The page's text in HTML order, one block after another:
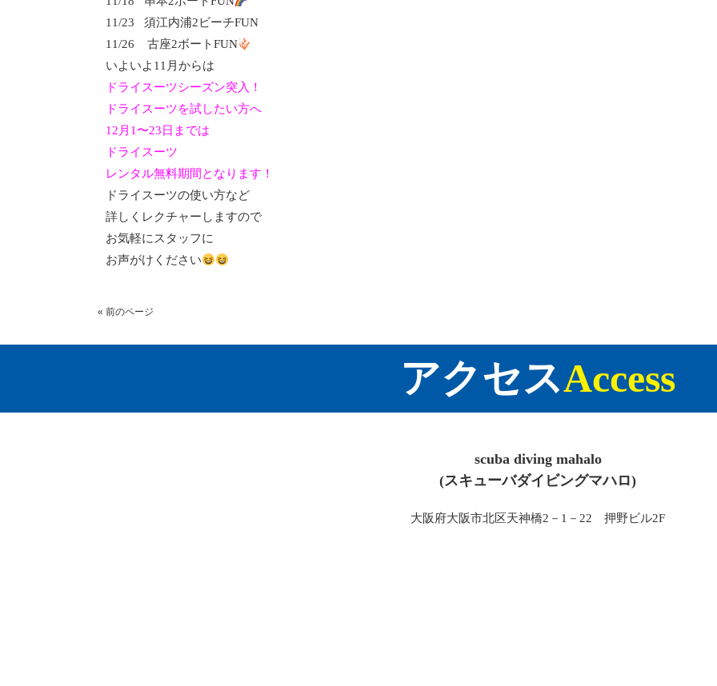
11/23
須江内浦2 ビーチFUN
11/26
古座2ボートFUN
いよいよ11月からは
ドライスーツシーズン突入！
ドライスーツを試したい方へ
12月1〜23日までは
ドライスーツ
レンタル無料期間となります！
ドライスーツの使い方など
詳しくレクチャーしますので
お気軽にスタッフに
お声がけください
« 前のページ
アクセスAccess
scuba diving mahalo
(スキューバダイビングマハロ)
大阪府大阪市北区天神橋2－1－22 押野ビル2F